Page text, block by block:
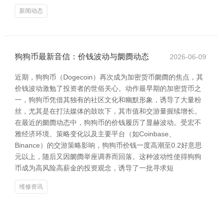
新闻动态
狗狗币最新音信：价钱波动与阛阓动态 2026-06-09
近期，狗狗币（Dogecoin）再次成为加密货币阛阓的焦点，其
价钱波动激勉了投资者的世俗关心。动作最早期的加密货币之
一，狗狗币凭借其独有的社区文化和幽默形象，诱导了大量粉
丝，尤其是在打法媒体的鼓吹下，其市值和交游量握续增长。
在最近的阛阓动态中，狗狗币的价钱履历了显赫波动。受宏不
雅经济环境、策略变化以及主要平台（如Coinbase、
Binance）的交游策略影响，狗狗币价钱一度高潮至0.2好意思
元以上，随后又因阛阓举座调养而回落。这种波动性使得狗狗
币成为高风险高薪金的投资观念，诱导了一批寻求短
维修资讯